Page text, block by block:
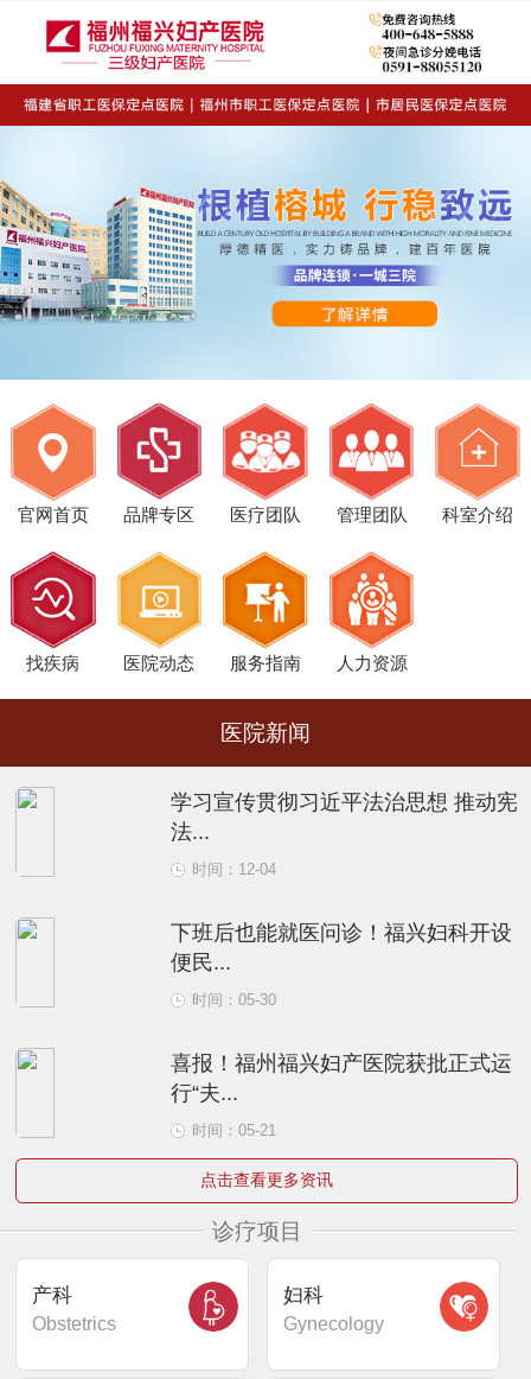
官网首页 品牌专区 医疗团队 管理团队 科室介绍
找疾病 医院动态 服务指南 人力资源
医院新闻
学习宣传贯彻习近平法治思想 推动宪
法...
时间：12-04
下班后也能就医问诊！福兴妇科开设
便民...
时间：05-30
喜报！福州福兴妇产医院获批正式运
行“夫...
时间：05-21
点击查看更多资讯
诊疗项目
产科
Obstetrics
妇科
Gynecology